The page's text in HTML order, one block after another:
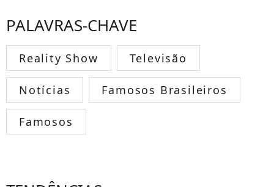
PALAVRAS-CHAVE
Reality Show Televisão
Notícias Famosos Brasileiros
Famosos